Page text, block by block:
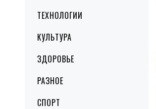
ТЕХНОЛОГИИ
КУЛЬТУРА
ЗДОРОВЬЕ
РАЗНОЕ
СПОРТ